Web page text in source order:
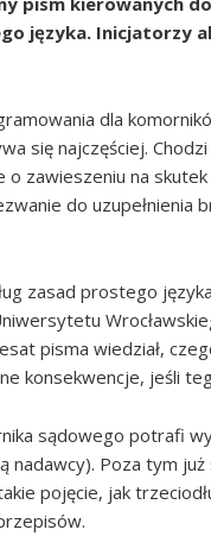
języka. Inicjatorzy
dla
się najczęściej.
zawieszeniu na
do uzupełnienia
zasad prostego
pisma wiedział,
konsekwencje, jeśli
sądowego potrafi
nadawcy). Poza tym
pojęcie, jak